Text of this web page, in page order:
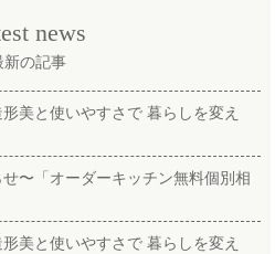
news
新の記事
美と使いやすさで 暮らしを変え
〜「オーダーキッチン無料個別相
美と使いやすさで 暮らしを変え